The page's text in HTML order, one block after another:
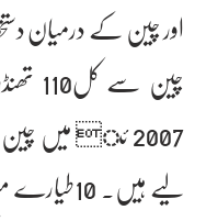
اور چین کے درمیان
لیے ہیں۔